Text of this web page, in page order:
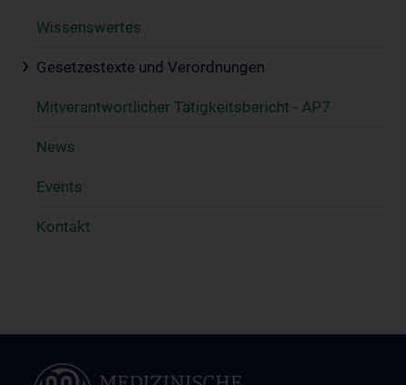
Wissenswertes
Gesetzestexte und Verordnungen
Mitverantwortlicher Tätigkeitsbericht - AP7
News
Events
Kontakt